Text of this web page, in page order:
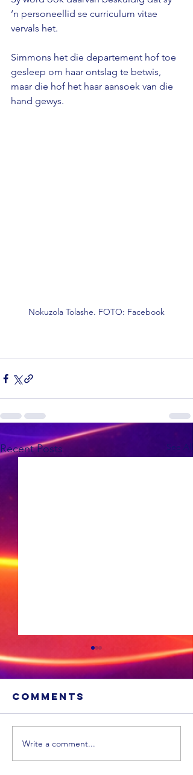
‘n personeellid se curriculum vitae
vervals het.
Simmons het die departement hof toe
gesleep om haar ontslag te betwis,
maar die hof het haar aansoek van die
hand gewys.
Nokuzola Tolashe. FOTO: Facebook
Recent Posts See All
MK-party:
'Phala Phala
Comments
Write a comment...